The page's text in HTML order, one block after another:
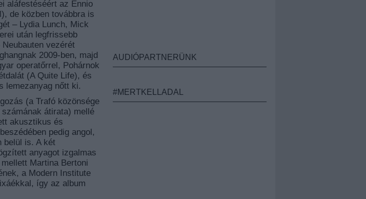
aláfestéséért az Ennio
de közben továbbra is
– Lydia Lunch, Mick
után legfrissebb
vezérét
2009-ben, majd
operatőrrel, Pohárnok
(A Quite Life), és
lemezanyag nőtt ki.
(a Trafó közönsége
átirata) mellé
akusztikus és
pedig angol,
belül is. A két
anyagot izgalmas
Martina Bertoni
a Modern Institute
így az album
AUDIÓPARTNERÜNK
#MERTKELLADAL